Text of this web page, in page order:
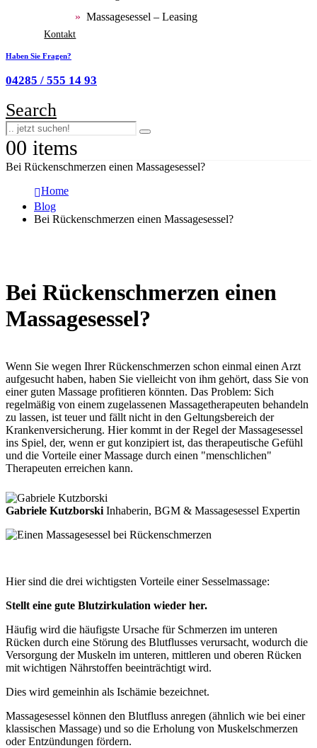
Massagesessel – Leasing
Kontakt
Haben Sie Fragen?
04285 / 555 14 93
Search
00 items
Bei Rückenschmerzen einen Massagesessel?
Home
Blog
Bei Rückenschmerzen einen Massagesessel?
Bei Rückenschmerzen einen
Massagesessel?
Wenn Sie wegen Ihrer Rückenschmerzen schon einmal einen Arzt
aufgesucht haben, haben Sie vielleicht von ihm gehört, dass Sie von
einer guten Massage profitieren könnten. Das Problem: Sich
regelmäßig von einem zugelassenen Massagetherapeuten behandeln
zu lassen, ist teuer und fällt nicht in den Geltungsbereich der
Krankenversicherung. Hier kommt in der Regel der Massagesessel
ins Spiel, der, wenn er gut konzipiert ist, das therapeutische Gefühl
und die Vorteile einer Massage durch einen "menschlichen"
Therapeuten erreichen kann.
Gabriele Kutzborski Inhaberin, BGM & Massagesessel Expertin
Hier sind die drei wichtigsten Vorteile einer Sesselmassage:
Stellt eine gute Blutzirkulation wieder her.
Häufig wird die häufigste Ursache für Schmerzen im unteren
Rücken durch eine Störung des Blutflusses verursacht, wodurch die
Versorgung der Muskeln im unteren, mittleren und oberen Rücken
mit wichtigen Nährstoffen beeinträchtigt wird.
Dies wird gemeinhin als Ischämie bezeichnet.
Massagesessel können den Blutfluss anregen (ähnlich wie bei einer
klassischen Massage) und so die Erholung von Muskelschmerzen
oder Entzündungen fördern.